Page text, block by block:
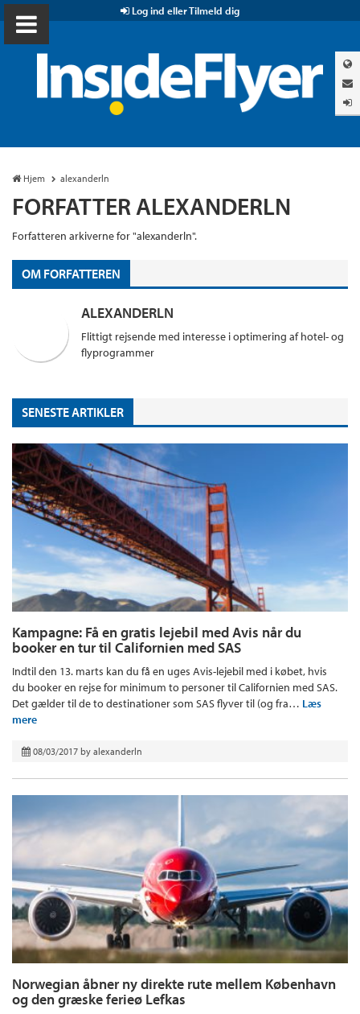
Log ind eller Tilmeld dig
Hjem alexanderln
FORFATTER ALEXANDERLN
Forfatteren arkiverne for "alexanderln".
OM FORFATTEREN
ALEXANDERLN
Flittigt rejsende med interesse i optimering af hotel- og
flyprogrammer
SENESTE ARTIKLER
Kampagne: Få en gratis lejebil med Avis når du
booker en tur til Californien med SAS
Indtil den 13. marts kan du få en uges Avis-lejebil med i købet, hvis
du booker en rejse for minimum to personer til Californien med SAS.
Det gælder til de to destinationer som SAS flyver til (og fra… Læs
mere
08/03/2017 by alexanderln
Norwegian åbner ny direkte rute mellem København
og den græske ferieø Lefkas